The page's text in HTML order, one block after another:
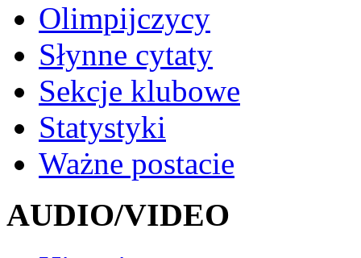
Olimpijczycy
Słynne cytaty
Sekcje klubowe
Statystyki
Ważne postacie
AUDIO/VIDEO